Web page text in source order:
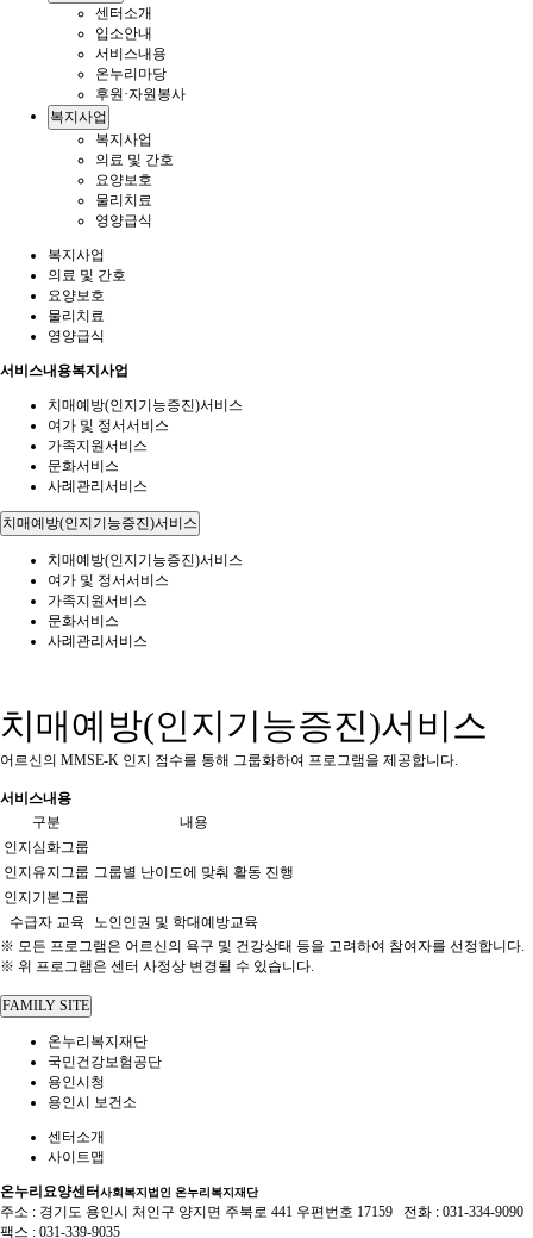
센터소개
입소안내
서비스내용
온누리마당
후원·자원봉사
복지사업
복지사업
의료 및 간호
요양보호
물리치료
영양급식
복지사업
의료 및 간호
요양보호
물리치료
영양급식
서비스내용복지사업
치매예방(인지기능증진)서비스
여가 및 정서서비스
가족지원서비스
문화서비스
사례관리서비스
치매예방(인지기능증진)서비스
치매예방(인지기능증진)서비스
여가 및 정서서비스
가족지원서비스
문화서비스
사례관리서비스
치매예방(인지기능증진)서비스
어르신의 MMSE-K 인지 점수를 통해 그룹화하여 프로그램을 제공합니다.
서비스내용
구분
내용
인지심화그룹
그룹별 난이도에 맞춰 활동 진행
인지유지그룹
인지기본그룹
수급자 교육
노인인권 및 학대예방교육
※ 모든 프로그램은 어르신의 욕구 및 건강상태 등을 고려하여 참여자를 선정합니다.
※ 위 프로그램은 센터 사정상 변경될 수 있습니다.
FAMILY SITE
온누리복지재단
국민건강보험공단
용인시청
용인시 보건소
센터소개
사이트맵
온누리요양센터사회복지법인 온누리복지재단
주소 : 경기도 용인시 처인구 양지면 주북로 441 우편번호 17159 전화 : 031-334-9090
팩스 : 031-339-9035